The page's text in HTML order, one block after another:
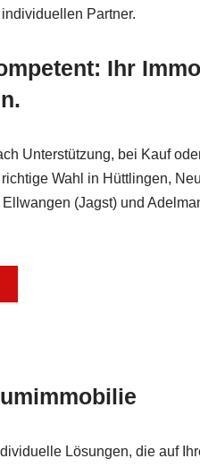
Partner.
Ihr
Unterstützung, bei Kauf
Wahl in Hüttlingen,
(Jagst) und
Lösungen, die auf